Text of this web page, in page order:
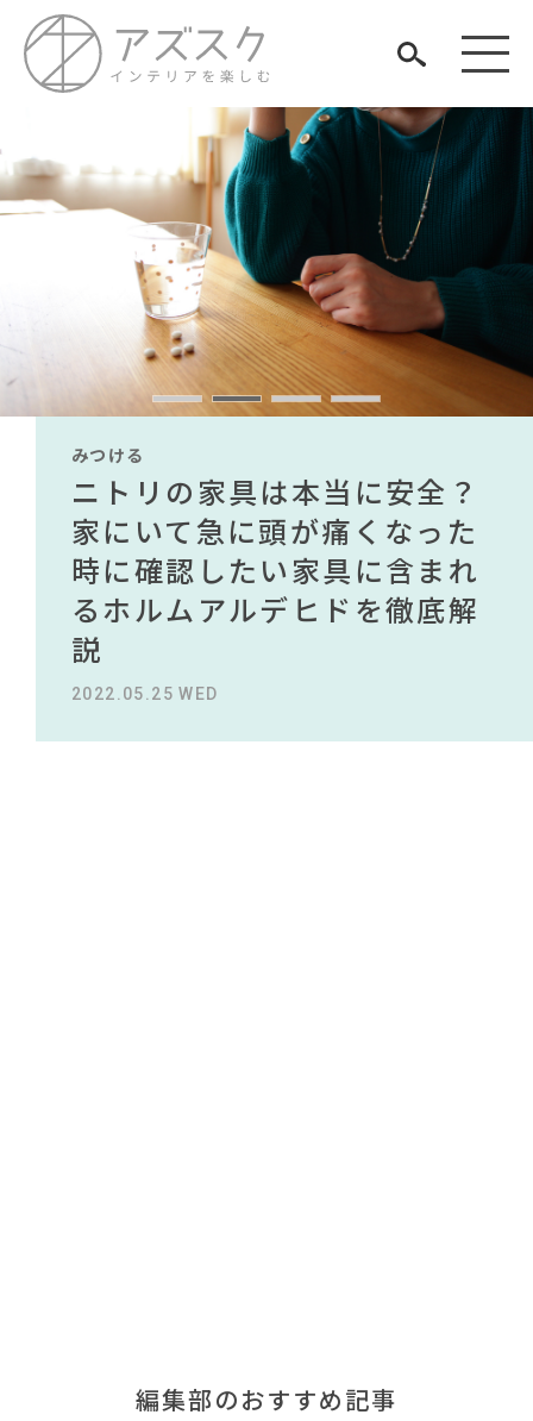
TAG LIST
#間宮祥太朗 #MoMA #2022 秋ドラマ
#岸井ゆきの#コクヨ#KEYUCA#カリモク家具
#2022 夏ドラマ
#ヤマソロ #アダル #ACTUS #ソファ#unico
#ニトリ#波瑠 #石田ゆり子 #映画#おすすめ
#無印良品#田中みな実 #サステナブル#IKEA
#2022 春ドラマ
#インテリアコーディネート#チェア
#タンスのゲン
#DINOS CORPORATION
#インテリアスタイリングの法則
#大塚家具
#インテリアの法則#中村アン#岡崎製材#コメリ
見つける
知る
楽しむ
ARCHIVE
NEWS
ABOUT
みつける
無印で有名デザイナーのアイ
テムが手に入る？無印良品で
買える有名デザイナーがデザ
インしたインテリアを一挙紹
介
2022.10.24 MON
みつける
IKEA家具は引っ越し業者を悩
ませる？引っ越し業者に敬遠
されている理由を徹底解
説！！
2023.09.27 WED
みつける
ニトリの家具は本当に安全？
家にいて急に頭が痛くなった
時に確認したい家具に含まれ
るホルムアルデヒドを徹底解
説
2022.05.25 WED
みつける
【部屋をおしゃれにしたい人
必見】今話題のインテリアス
タイルから定番スタイルまで
紹介！おすすめインテリアス
タイル18選
2023.09.23 SAT
みつける
無印で有名デザイナーのアイ
テムが手に入る？無印良品で
買える有名デザイナーがデザ
インしたインテリアを一挙紹
介
2022.10.24 MON
みつける
IKEA家具は引っ越し業者を悩
ませる？引っ越し業者に敬遠
されている理由を徹底解
説！！
2023.09.27 WED
編集部のおすすめ記事